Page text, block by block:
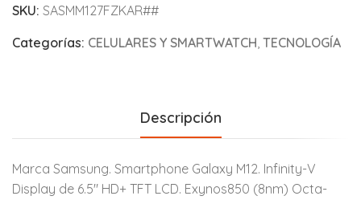
SKU: SASMM127FZKAR##
Categorías: CELULARES Y SMARTWATCH, TECNOLOGÍA
Descripción
Marca Samsung. Smartphone Galaxy M12. Infinity-V
Display de 6.5″ HD+ TFT LCD. Exynos850 (8nm) Octa-